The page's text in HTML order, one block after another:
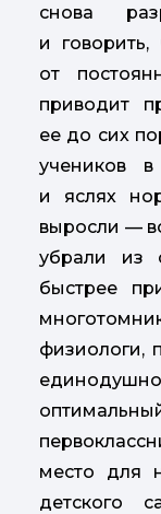
снова
и
от
приводит
ее до сих
учеников
и яслях
выросли —
убрали из
быстрее
физиологи,
место для
детского